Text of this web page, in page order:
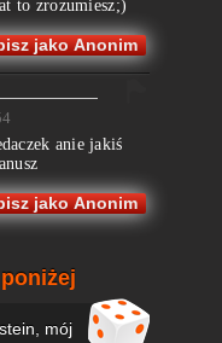
to zrozumiesz;)
jako Anonim
anie jakiś
jako Anonim
mój